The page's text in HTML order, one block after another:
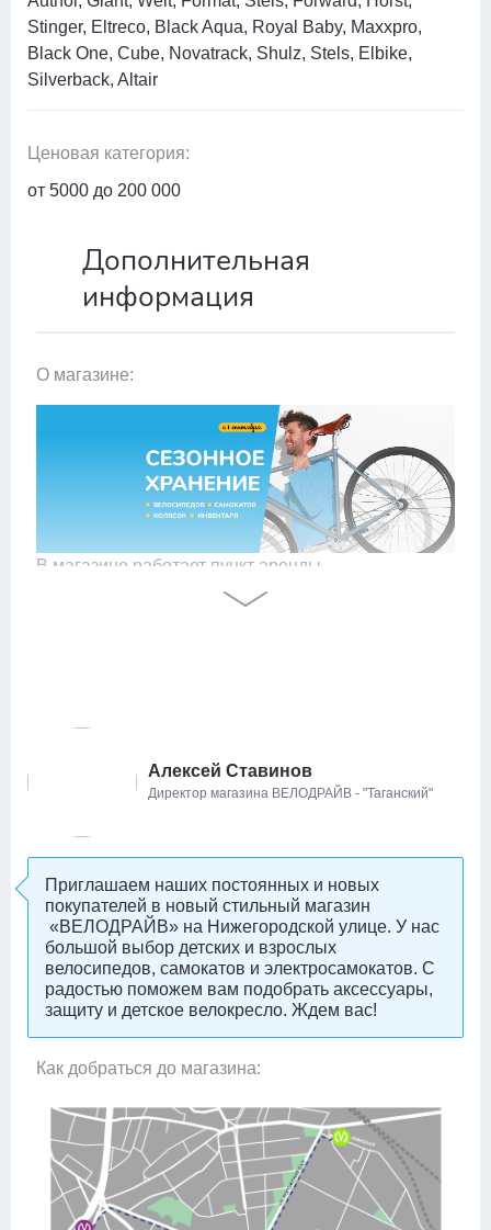
Stinger, Eltreco, Black Aqua, Royal Baby, Maxxpro,
Black One, Cube, Novatrack, Shulz, Stels, Elbike,
Silverback, Altair
Ценовая категория:
от 5000 до 200 000
Дополнительная
информация
О магазине:
В магазине работает пункт аренды
электровелосипедов для курьеров и не
диапазоне от 3 500 до 150 000 рублей. Здесь вы
, складные,горные, прогулочные,
эксклюзивные, профессиональные
к ним, а такжесамокаты, электросамокаты и
скейтборды. У нас большой
выборвелоаксессуаровдля взрослых и детей,
защиты и детских велокресел, наши сотрудники
помогут вам разобраться в ассортименте.
Научим ваших детей кататься на велосипеде
прямо в магазине! Если байк занимает
слишком много места в квартире, сдайте его нам
назимнее хранениеи получите перед сезоном
хранение не только велосипеды и
туристическое снаряжение, но еще и
автомобильные шины и диски -
посмотрите,
какие низкие цены. Также к вашим услугам летом
сервис-центр, где вы можете отремонтировать
Алексей Ставинов
Директор магазина ВЕЛОДРАЙВ - "Таганский"
Приглашаем наших постоянных и новых
покупателей в новый стильный магазин
«ВЕЛОДРАЙВ» на Нижегородской улице. У нас
большой выбор детских и взрослых
велосипедов, самокатов и электросамокатов. С
радостью поможем вам подобрать аксессуары,
защиту и детское велокресло. Ждем вас!
Как добраться до магазина: